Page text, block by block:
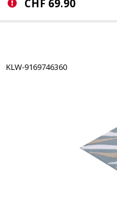
CHF 69.90
KLW-9169746360